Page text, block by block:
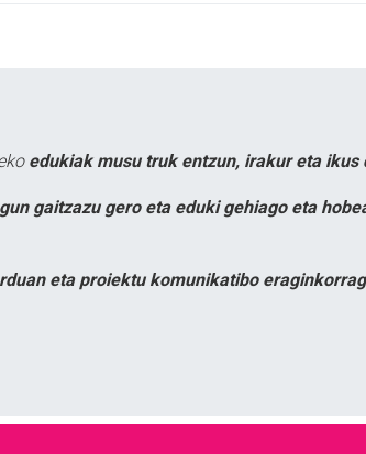
edukiak musu truk entzun, irakur eta ikus
gaitzazu gero eta eduki gehiago eta
eta proiektu komunikatibo